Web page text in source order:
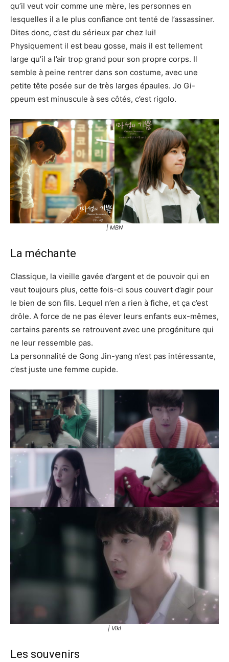
qu’il veut voir comme une mère, les personnes en
lesquelles il a le plus confiance ont tenté de l’assassiner.
Dites donc, c’est du sérieux par chez lui!
Physiquement il est beau gosse, mais il est tellement
large qu’il a l’air trop grand pour son propre corps. Il
semble à peine rentrer dans son costume, avec une
petite tête posée sur de très larges épaules. Jo Gi-
ppeum est minuscule à ses côtés, c’est rigolo.
| MBN
La méchante
Classique, la vieille gavée d’argent et de pouvoir qui en
veut toujours plus, cette fois-ci sous couvert d’agir pour
le bien de son fils. Lequel n’en a rien à fiche, et ça c’est
drôle. A force de ne pas élever leurs enfants eux-mêmes,
certains parents se retrouvent avec une progéniture qui
ne leur ressemble pas.
La personnalité de Gong Jin-yang n’est pas intéressante,
c’est juste une femme cupide.
| Viki
Les souvenirs